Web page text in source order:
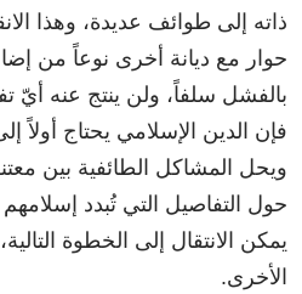
ذاته إلى طوائف عديدة، وهذا
حوار مع ديانة أخرى نوعاً من
بالفشل سلفاً، ولن ينتج عنه أيّ
فإن الدين الإسلامي يحتاج أولاً
ويحل المشاكل الطائفية بين
حول التفاصيل التي تُبدد
يمكن الانتقال إلى الخطوة
الأخرى.